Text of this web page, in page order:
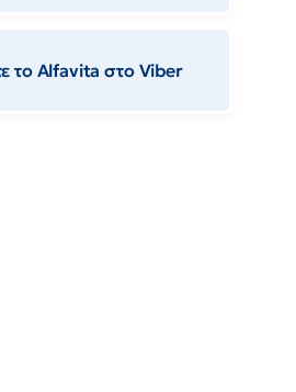
το Αlfavita στο Viber